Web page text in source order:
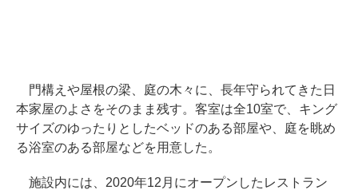
門構えや屋根の梁、庭の木々に、長年守られてきた日
本家屋のよさをそのまま残す。客室は全10室で、キング
サイズのゆったりとしたベッドのある部屋や、庭を眺め
る浴室のある部屋などを用意した。
施設内には、2020年12月にオープンしたレストラン